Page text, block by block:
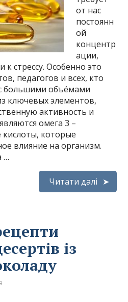
от нас
постоянн
ой
концентр
ации,
к стрессу. Особенно это
педагогов и всех, кто
большими объёмами
ключевых элементов,
активность и
омега 3 –
которые
влияние на организм.
…
Читати далі
із